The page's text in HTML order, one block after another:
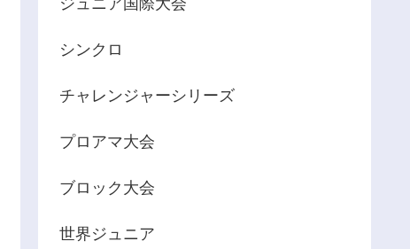
シンクロ
チャレンジャーシリーズ
プロアマ大会
ブロック大会
世界ジュニア